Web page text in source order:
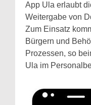
App Ula erlaubt
Weitergabe von
Zum Einsatz
Bürgern und
Prozessen, so
Ula im